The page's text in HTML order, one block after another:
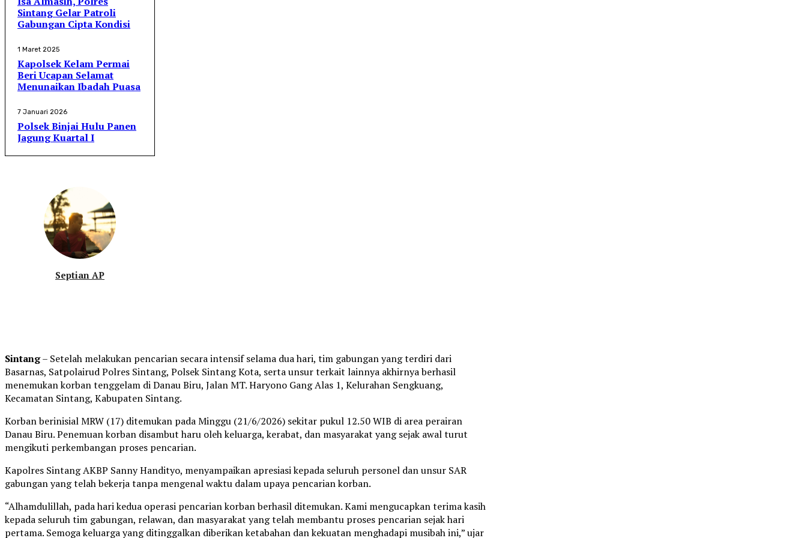
Sintang Gelar Patroli
Gabungan Cipta Kondisi
1 Maret 2025
Kapolsek Kelam Permai
Beri Ucapan Selamat
Menunaikan Ibadah Puasa
7 Januari 2026
Polsek Binjai Hulu Panen
Jagung Kuartal I
Septian AP
Sintang– Setelah melakukan pencarian secara intensif selama dua hari, tim gabungan yang terdiri dari
Basarnas, Satpolairud Polres Sintang, Polsek Sintang Kota, serta unsur terkait lainnya akhirnya berhasil
menemukan korban tenggelam di Danau Biru, Jalan MT. Haryono Gang Alas 1, Kelurahan Sengkuang,
Kecamatan Sintang, Kabupaten Sintang.
Korban berinisial MRW (17) ditemukan pada Minggu (21/6/2026) sekitar pukul 12.50 WIB di area perairan
Danau Biru. Penemuan korban disambut haru oleh keluarga, kerabat, dan masyarakat yang sejak awal turut
mengikuti perkembangan proses pencarian.
Kapolres Sintang AKBP Sanny Handityo, menyampaikan apresiasi kepada seluruh personel dan unsur SAR
gabungan yang telah bekerja tanpa mengenal waktu dalam upaya pencarian korban.
“Alhamdulillah, pada hari kedua operasi pencarian korban berhasil ditemukan. Kami mengucapkan terima kasih
kepada seluruh tim gabungan, relawan, dan masyarakat yang telah membantu proses pencarian sejak hari
pertama. Semoga keluarga yang ditinggalkan diberikan ketabahan dan kekuatan menghadapi musibah ini,” ujar